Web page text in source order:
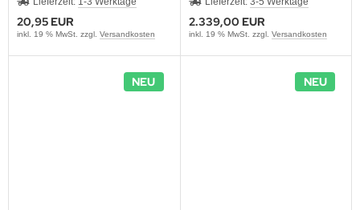
20,95 EUR
inkl. 19 % MwSt. zzgl. Versandkosten
2.339,00 EUR
inkl. 19 % MwSt. zzgl. Versandkosten
NEU NEU